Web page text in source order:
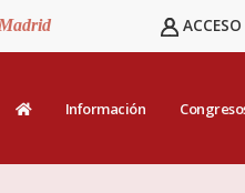
Información